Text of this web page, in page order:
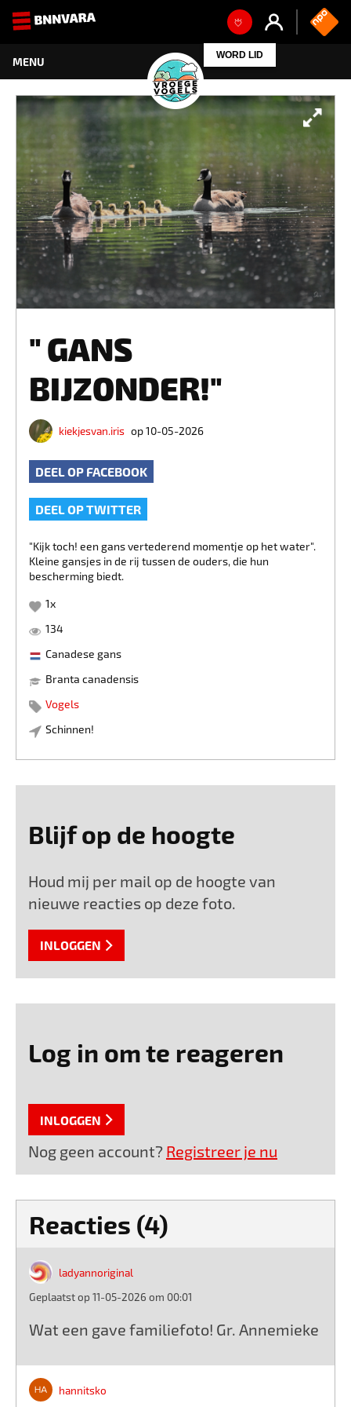
WORD LID
" GANS
BIJZONDER!"
kiekjesvan.iris op 10-05-2026
DEEL OP FACEBOOK
DEEL OP TWITTER
"Kijk toch! een gans vertederend momentje op het water".
Kleine gansjes in de rij tussen de ouders, die hun
bescherming biedt.
1x
134
Canadese gans
Branta canadensis
Vogels
Schinnen!
Blijf op de hoogte
Houd mij per mail op de hoogte van
nieuwe reacties op deze foto.
INLOGGEN
Log in om te reageren
INLOGGEN
Nog geen account? Registreer je nu
Reacties (4)
ladyannoriginal
Geplaatst op 11-05-2026 om 00:01
Wat een gave familiefoto! Gr. Annemieke
hannitsko